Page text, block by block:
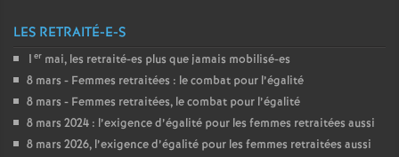
LES RETRAITÉ-E-S
1 er mai, les retraité-es plus que jamais mobilisé-es
8 mars - Femmes retraitées : le combat pour l’égalité
8 mars - Femmes retraitées, le combat pour l’égalité
8 mars 2024 : l’exigence d’égalité pour les femmes retraitées aussi
8 mars 2026, l’exigence d’égalité pour les femmes retraitées aussi